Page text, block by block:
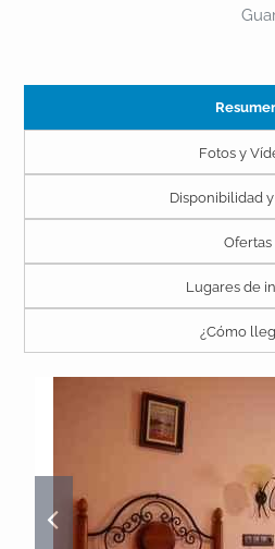
Fotos y
Disponibilidad
Ofertas
Lugares de
¿Cómo